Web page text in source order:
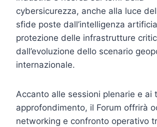
cybersicurezza, anche alla luce
sfide poste dall’intelligenza
protezione delle infrastrutture
dall’evoluzione dello scenario
internazionale.
Accanto alle sessioni plenarie e ai
approfondimento, il Forum offrirà
networking e confronto operativo